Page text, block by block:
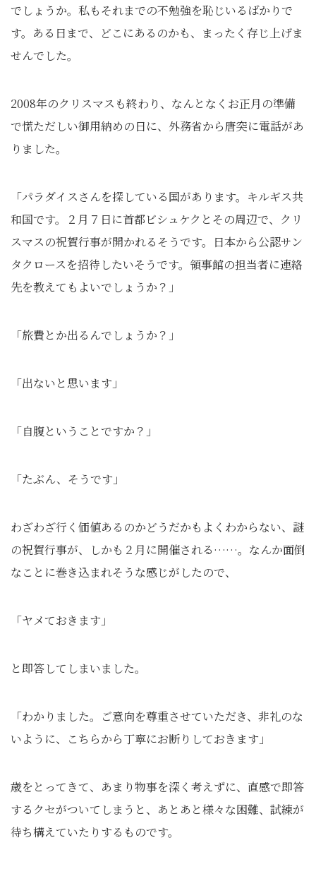
でしょうか。私もそれまでの不勉強を恥じいるばかりで
す。ある日まで、どこにあるのかも、まったく存じ上げま
せんでした。
2008年のクリスマスも終わり、なんとなくお正月の準備
で慌ただしい御用納めの日に、外務省から唐突に電話があ
りました。
「パラダイスさんを探している国があります。キルギス共
和国です。２月７日に首都ビシュケクとその周辺で、クリ
スマスの祝賀行事が開かれるそうです。日本から公認サン
タクロースを招待したいそうです。領事館の担当者に連絡
先を教えてもよいでしょうか？」
「旅費とか出るんでしょうか？」
「出ないと思います」
「自腹ということですか？」
「たぶん、そうです」
わざわざ行く価値あるのかどうだかもよくわからない、謎
の祝賀行事が、しかも２月に開催される……。なんか面倒
なことに巻き込まれそうな感じがしたので、
「ヤメておきます」
と即答してしまいました。
「わかりました。ご意向を尊重させていただき、非礼のな
いように、こちらから丁寧にお断りしておきます」
歳をとってきて、あまり物事を深く考えずに、直感で即答
するクセがついてしまうと、あとあと様々な困難、試練が
待ち構えていたりするものです。